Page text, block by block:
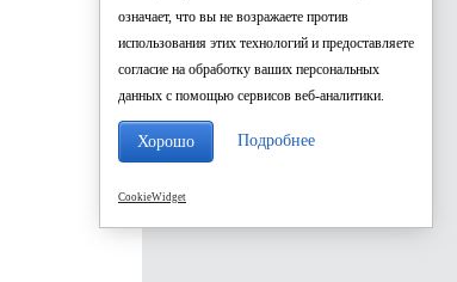
означает, что вы не возражаете против
использования этих технологий и предоставляете
согласие на обработку ваших персональных
данных с помощью сервисов веб-аналитики.
Хорошо Подробнее
CookieWidget